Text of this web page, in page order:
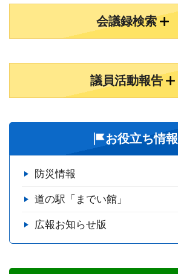
会議録検索
議員活動報告
お役立ち情報
防災情報
道の駅「までい館」
広報お知らせ版